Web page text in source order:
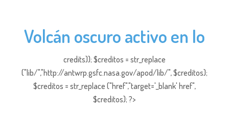
Volcán oscuro activo en Io
credits)); $creditos = str_replace
("lib/","http://antwrp.gsfc.nasa.gov/apod/lib/", $creditos);
$creditos = str_replace ("href","target='_blank' href",
$creditos); ?>